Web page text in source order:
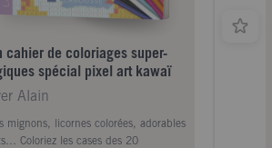
cahier de coloriages super-
spécial pixel art kawaï
Alain
mignons, licornes colorées, adorables
Coloriez les cases des 20